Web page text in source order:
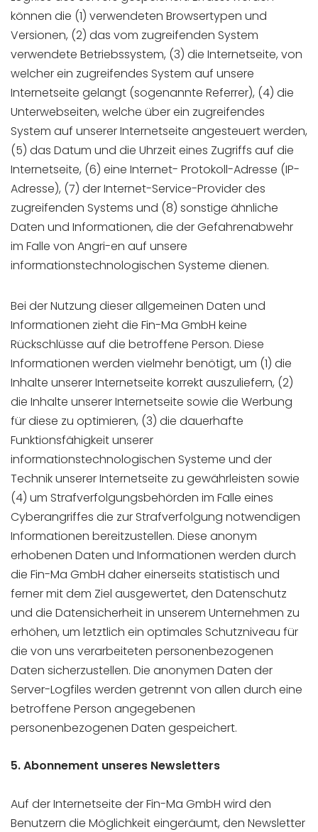
können die (1) verwendeten Browsertypen und
Versionen, (2) das vom zugreifenden System
verwendete Betriebssystem, (3) die Internetseite, von
welcher ein zugreifendes System auf unsere
Internetseite gelangt (sogenannte Referrer), (4) die
Unterwebseiten, welche über ein zugreifendes
System auf unserer Internetseite angesteuert werden,
(5) das Datum und die Uhrzeit eines Zugriffs auf die
Internetseite, (6) eine Internet- Protokoll-Adresse (IP-
Adresse), (7) der Internet-Service-Provider des
zugreifenden Systems und (8) sonstige ähnliche
Daten und Informationen, die der Gefahrenabwehr
im Falle von Angri-en auf unsere
informationstechnologischen Systeme dienen.
Bei der Nutzung dieser allgemeinen Daten und
Informationen zieht die Fin-Ma GmbH keine
Rückschlüsse auf die betroffene Person. Diese
Informationen werden vielmehr benötigt, um (1) die
Inhalte unserer Internetseite korrekt auszuliefern, (2)
die Inhalte unserer Internetseite sowie die Werbung
für diese zu optimieren, (3) die dauerhafte
Funktionsfähigkeit unserer
informationstechnologischen Systeme und der
Technik unserer Internetseite zu gewährleisten sowie
(4) um Strafverfolgungsbehörden im Falle eines
Cyberangriffes die zur Strafverfolgung notwendigen
Informationen bereitzustellen. Diese anonym
erhobenen Daten und Informationen werden durch
die Fin-Ma GmbH daher einerseits statistisch und
ferner mit dem Ziel ausgewertet, den Datenschutz
und die Datensicherheit in unserem Unternehmen zu
erhöhen, um letztlich ein optimales Schutzniveau für
die von uns verarbeiteten personenbezogenen
Daten sicherzustellen. Die anonymen Daten der
Server-Logfiles werden getrennt von allen durch eine
betroffene Person angegebenen
personenbezogenen Daten gespeichert.
5. Abonnement unseres Newsletters
Auf der Internetseite der Fin-Ma GmbH wird den
Benutzern die Möglichkeit eingeräumt, den Newsletter